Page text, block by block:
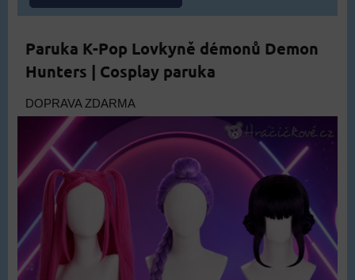
Paruka K-Pop Lovkyně démonů Demon
Hunters | Cosplay paruka
DOPRAVA ZDARMA